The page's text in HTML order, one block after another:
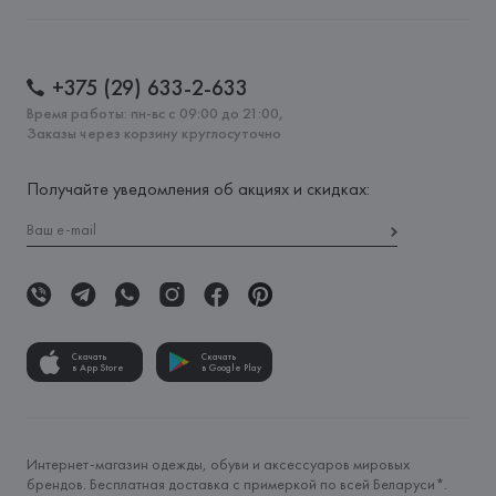
+375 (29) 633-2-633
Время работы: пн-вс с 09:00 до 21:00,
Заказы через корзину круглосуточно
Получайте уведомления об акциях и скидках:
Скачать
в App Store
Скачать
в Google Play
Интернет-магазин одежды, обуви и аксессуаров мировых
брендов. Бесплатная доставка с примеркой по всей Беларуси*.